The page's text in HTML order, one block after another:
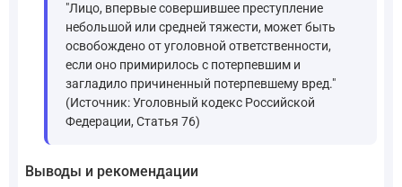
"Лицо, впервые совершившее преступление
небольшой или средней тяжести, может быть
освобождено от уголовной ответственности,
если оно примирилось с потерпевшим и
загладило причиненный потерпевшему вред."
(Источник: Уголовный кодекс Российской
Федерации, Статья 76)
Выводы и рекомендации